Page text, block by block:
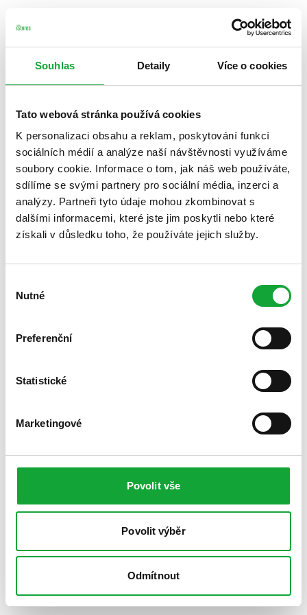
Souhlas Detaily Více o cookies
Tato webová stránka používá cookies
K personalizaci obsahu a reklam, poskytování funkcí
sociálních médií a analýze naší návštěvnosti využíváme
soubory cookie. Informace o tom, jak náš web používáte,
sdílíme se svými partnery pro sociální média, inzerci a
analýzy. Partneři tyto údaje mohou zkombinovat s
dalšími informacemi, které jste jim poskytli nebo které
získali v důsledku toho, že používáte jejich služby.
souhlasu
Nutné
Preferenční
Statistické
Marketingové
Povolit vše
Povolit výběr
Odmítnout